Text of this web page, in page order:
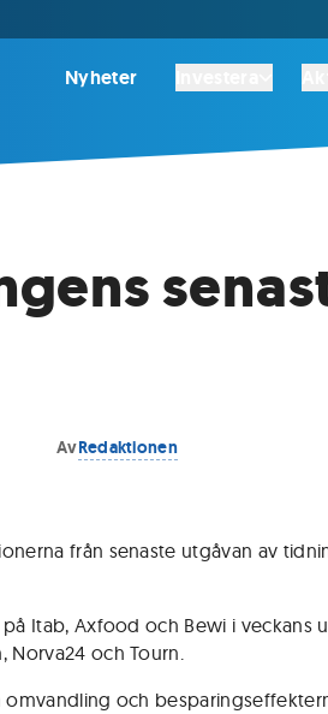
Nyheter
AvRedaktionen
från senaste utgåvan av
Itab, Axfood och Bewi i veckans
Norva24 och Tourn.
omvandling och